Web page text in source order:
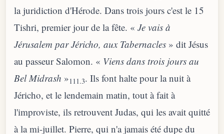
la juridiction d'Hérode. Dans trois jours c'est le 15
Tishri, premier jour de la fête. « Je vais à
Jérusalem par Jéricho, aux Tabernacles » dit Jésus
au passeur Salomon. « Viens dans trois jours au
Bel Midrash »111.3. Ils font halte pour la nuit à
Jéricho, et le lendemain matin, tout à fait à
l'improviste, ils retrouvent Judas, qui les avait quitté
à la mi-juillet. Pierre, qui n'a jamais été dupe du